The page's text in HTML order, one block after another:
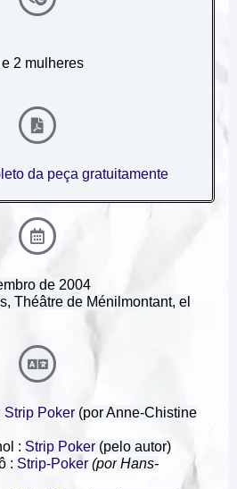
2 mulheres
da peça gratuitamente
de 2004
Théâtre de Ménilmontant, el
Strip Poker(por Anne-Chistine
: Strip Poker(pelo autor)
: Strip-Poker (porHans-